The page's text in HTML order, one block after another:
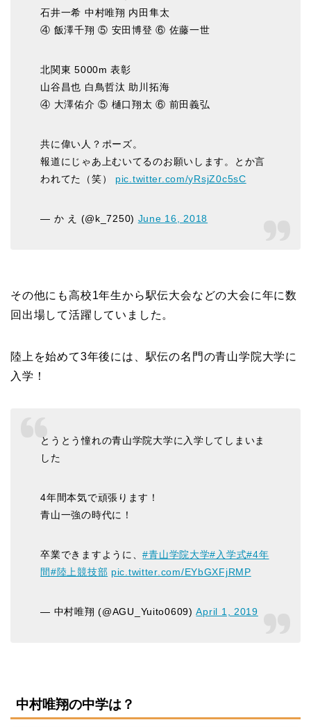
石井一希 中村唯翔 内田隼太
④ 飯澤千翔 ⑤ 安田博登 ⑥ 佐藤一世
北関東 5000m 表彰
山谷昌也 白鳥哲汰 助川拓海
④ 大澤佑介 ⑤ 樋口翔太 ⑥ 前田義弘
共に偉い人？ポーズ。
報道にじゃあ上むいてるのお願いします。とか言
われてた（笑） pic.twitter.com/yRsjZ0c5sC
— か え (@k_7250) June 16, 2018
その他にも高校1年生から駅伝大会などの大会に年に数
回出場して活躍していました。
陸上を始めて3年後には、駅伝の名門の青山学院大学に
入学！
とうとう憧れの青山学院大学に入学してしまいま
した
4年間本気で頑張ります！
青山一強の時代に！
卒業できますように、#青山学院大学#入学式#4年
間#陸上競技部 pic.twitter.com/EYbGXFjRMP
— 中村唯翔 (@AGU_Yuito0609)April 1, 2019
中村唯翔の中学は？